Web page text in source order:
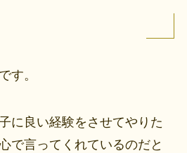
す。
に良い経験をさせてやりた
で言ってくれているのだと